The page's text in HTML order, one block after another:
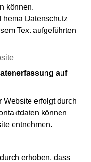
können.
Datenschutz
Text aufgeführten
auf
Website erfolgt durch
können
entnehmen.
erhoben, dass